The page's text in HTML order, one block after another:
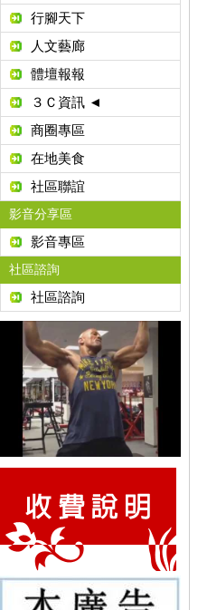
行腳天下
人文藝廊
體壇報報
３Ｃ資訊 ◄
商圈專區
在地美食
社區聯誼
影音分享區
影音專區
社區諮詢
社區諮詢